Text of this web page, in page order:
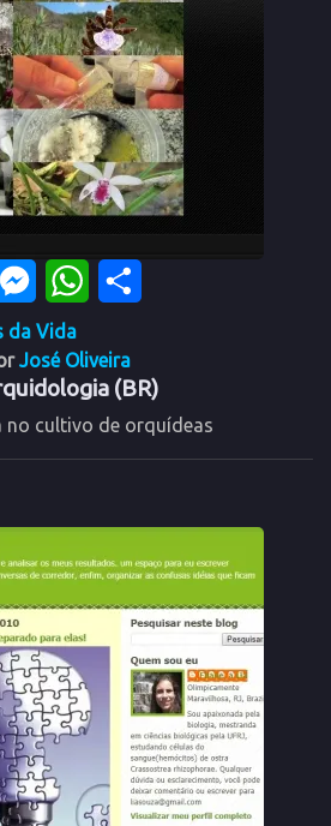
MessengerWhatsApp
da Vida
José Oliveira
(BR)
no cultivo de orquídeas